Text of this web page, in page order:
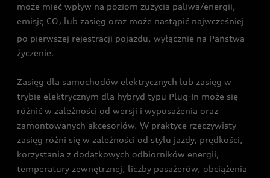
może mieć wpływ na poziom zużycia paliwa/energii,
emisję CO2 lub zasięg oraz może nastąpić najwcześniej
po pierwszej rejestracji pojazdu, wyłącznie na Państwa
życzenie.
Zasięg dla samochodów elektrycznych lub zasięg w
trybie elektrycznym dla hybryd typu Plug-In może się
różnić w zależności od wersji i wyposażenia oraz
zamontowanych akcesoriów. W praktyce rzeczywisty
zasięg różni się w zależności od stylu jazdy, prędkości,
korzystania z dodatkowych odbiorników energii,
temperatury zewnętrznej, liczby pasażerów, obciążenia